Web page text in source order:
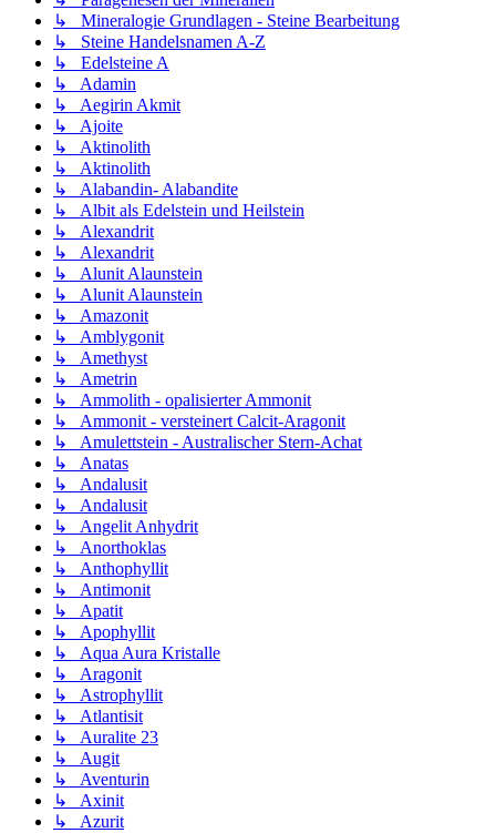
↳ Mineralogie Grundlagen - Steine Bearbeitung
↳ Steine Handelsnamen A-Z
↳ Edelsteine A
↳ Adamin
↳ Aegirin Akmit
↳ Ajoite
↳ Aktinolith
↳ Aktinolith
↳ Alabandin- Alabandite
↳ Albit als Edelstein und Heilstein
↳ Alexandrit
↳ Alexandrit
↳ Alunit Alaunstein
↳ Alunit Alaunstein
↳ Amazonit
↳ Amblygonit
↳ Amethyst
↳ Ametrin
↳ Ammolith - opalisierter Ammonit
↳ Ammonit - versteinert Calcit-Aragonit
↳ Amulettstein - Australischer Stern-Achat
↳ Anatas
↳ Andalusit
↳ Andalusit
↳ Angelit Anhydrit
↳ Anorthoklas
↳ Anthophyllit
↳ Antimonit
↳ Apatit
↳ Apophyllit
↳ Aqua Aura Kristalle
↳ Aragonit
↳ Astrophyllit
↳ Atlantisit
↳ Auralite 23
↳ Augit
↳ Aventurin
↳ Axinit
↳ Azurit